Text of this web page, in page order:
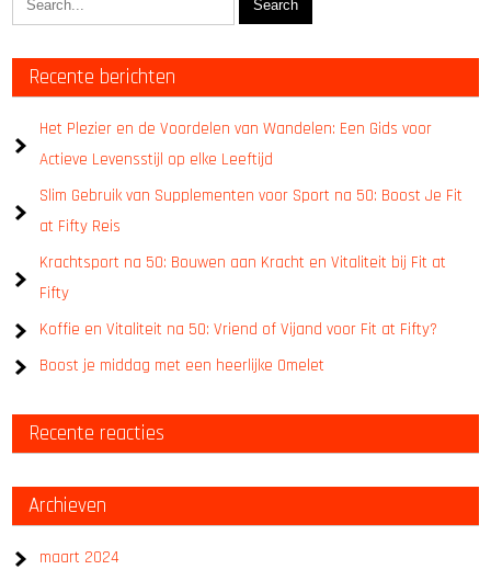
Recente berichten
Het Plezier en de Voordelen van Wandelen: Een Gids voor
Actieve Levensstijl op elke Leeftijd
Slim Gebruik van Supplementen voor Sport na 50: Boost Je Fit
at Fifty Reis
Krachtsport na 50: Bouwen aan Kracht en Vitaliteit bij Fit at
Fifty
Koffie en Vitaliteit na 50: Vriend of Vijand voor Fit at Fifty?
Boost je middag met een heerlijke Omelet
Recente reacties
Archieven
maart 2024